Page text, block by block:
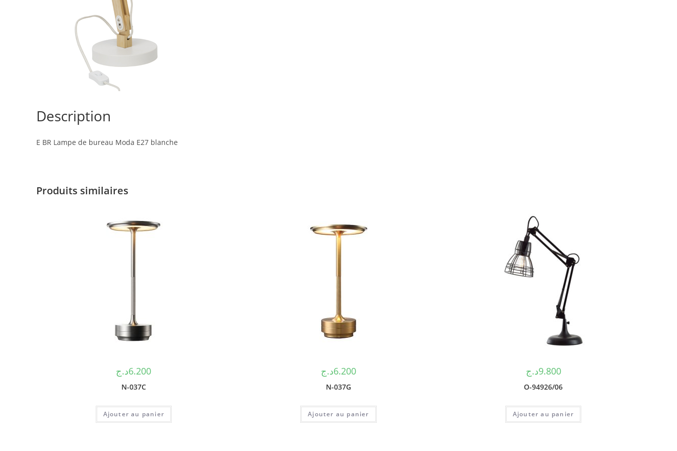
Description
E BR Lampe de bureau Moda E27 blanche
Produits similaires
6.200د.ج
N-037C
Ajouter au panier
6.200د.ج
N-037G
Ajouter au panier
9.800د.ج
O-94926/06
Ajouter au panier